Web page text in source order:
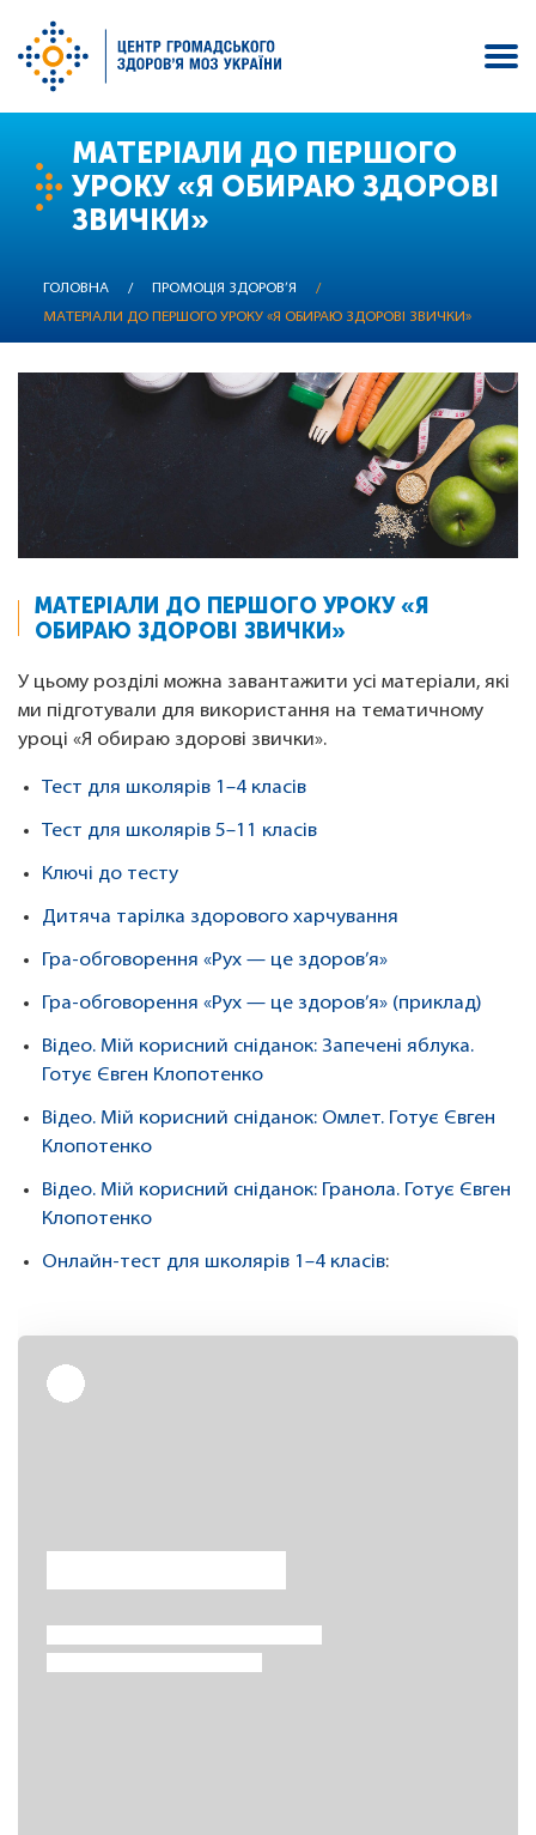
основного
вмісту
МАТЕРІАЛИ ДО ПЕРШОГО
УРОКУ «Я ОБИРАЮ ЗДОРОВІ
ЗВИЧКИ»
ГОЛОВНА / ПРОМОЦІЯ ЗДОРОВ’Я
/
МАТЕРІАЛИ ДО ПЕРШОГО УРОКУ «Я ОБИРАЮ ЗДОРОВІ ЗВИЧКИ»
МАТЕРІАЛИ ДО ПЕРШОГО УРОКУ «Я
ОБИРАЮ ЗДОРОВІ ЗВИЧКИ»
У цьому розділі можна завантажити усі матеріали, які
ми підготували для використання на тематичному
уроці «Я обираю здорові звички».
Тест для школярів 1–4 класів
Тест для школярів 5–11 класів
Ключі до тесту
Дитяча тарілка здорового харчування
Гра-обговорення «Рух — це здоров’я»
Гра-обговорення «Рух — це здоров’я» (приклад)
Відео. Мій корисний сніданок: Запечені яблука.
Готує Євген Клопотенко
Відео. Мій корисний сніданок: Омлет. Готує Євген
Клопотенко
Відео. Мій корисний сніданок: Гранола. Готує Євген
Клопотенко
Онлайн-тест для школярів 1–4 класів: